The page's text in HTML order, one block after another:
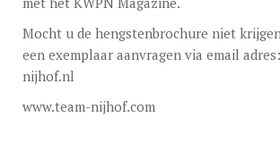
Mocht u de hengstenbrochure niet
een exemplaar aanvragen via email
nijhof.nl
www.team-nijhof.com